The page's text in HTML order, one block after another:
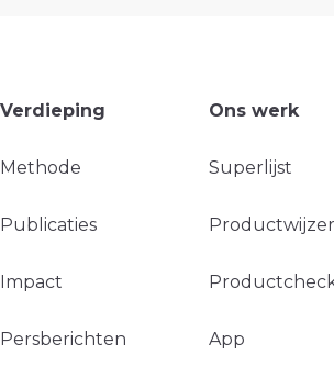
Verdieping
Methode
Publicaties
Impact
Persberichten
Ons werk
Superlijst
App